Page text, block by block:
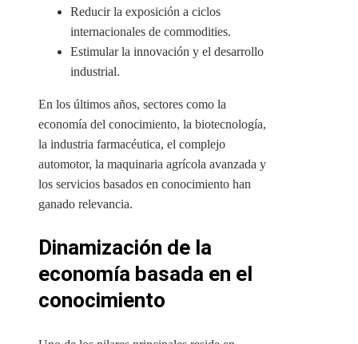
Reducir la exposición a ciclos
internacionales de commodities.
Estimular la innovación y el desarrollo
industrial.
En los últimos años, sectores como la
economía del conocimiento, la biotecnología,
la industria farmacéutica, el complejo
automotor, la maquinaria agrícola avanzada y
los servicios basados en conocimiento han
ganado relevancia.
Dinamización de la
economía basada en el
conocimiento